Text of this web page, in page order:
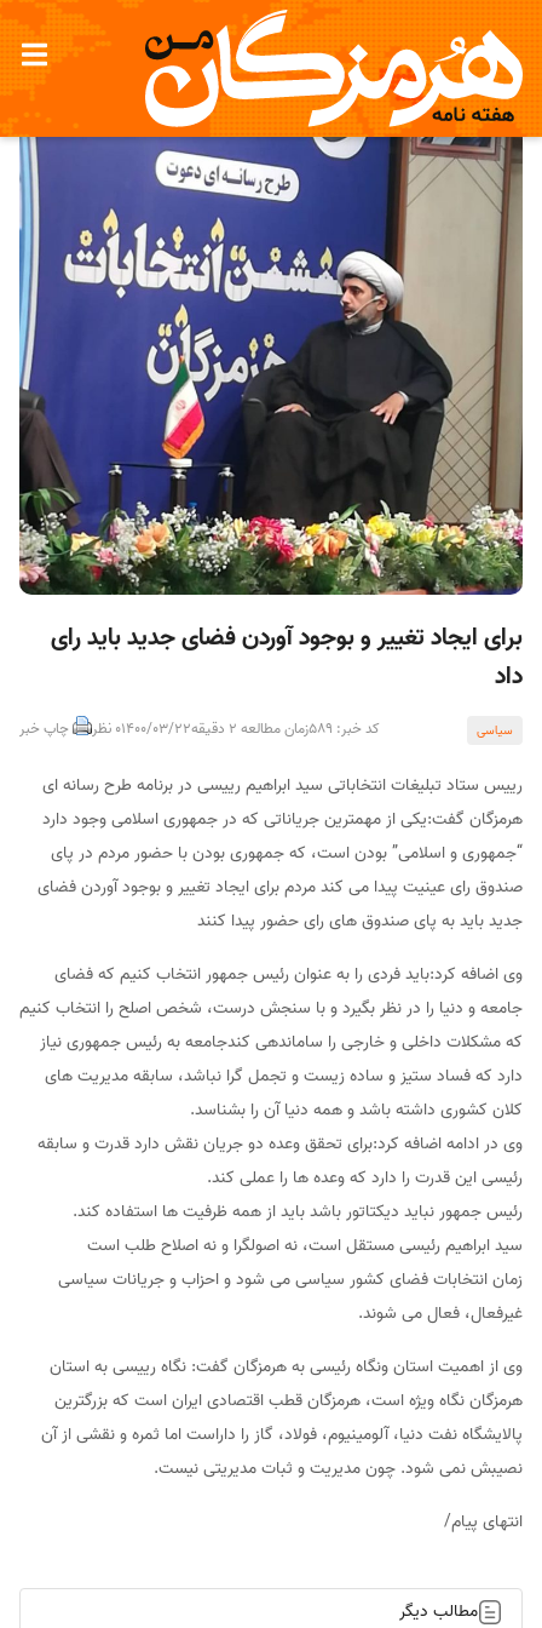
برای ایجاد تغییر و بوجود آوردن فضای جدید باید رای
داد
سیاسی کد خبر: 589 زمان مطالعه 2 دقیقه 1400/03/220 نظر چاپ خبر
رییس ستاد تبلیغات انتخاباتی سید ابراهیم رییسی در برنامه طرح رسانه ای
هرمزگان گفت:یکی از مهمترین جریاناتی که در جمهوری اسلامی وجود دارد
“جمهوری و اسلامی” بودن است، که جمهوری بودن با حضور مردم در پای
صندوق رای عینیت پیدا می کند مردم برای ایجاد تغییر و بوجود آوردن فضای
جدید باید به پای صندوق های رای حضور پیدا کنند
وی اضافه کرد:باید فردی را به عنوان رئیس جمهور انتخاب کنیم که فضای
جامعه و دنیا را در نظر بگیرد و با سنجش درست، شخص اصلح را انتخاب کنیم
که مشکلات داخلی و خارجی را ساماندهی کندجامعه به رئیس جمهوری نیاز
دارد که فساد ستیز و ساده زیست و تجمل گرا نباشد، سابقه مدیریت های
کلان کشوری داشته باشد و همه دنیا آن را بشناسد.
وی در ادامه اضافه کرد:برای تحقق وعده دو جریان نقش دارد قدرت و سابقه
رئیسی این قدرت را دارد که وعده ها را عملی کند.
رئیس جمهور نباید دیکتاتور باشد باید از همه ظرفیت ها استفاده کند.
سید ابراهیم رئیسی مستقل است، نه اصولگرا و نه اصلاح طلب است
زمان انتخابات فضای کشور سیاسی می شود و احزاب و جریانات سیاسی
غیرفعال، فعال می شوند.
وی از اهمیت استان ونگاه رئیسی به هرمزگان گفت: نگاه رییسی به استان
هرمزگان نگاه ویژه است، هرمزگان قطب اقتصادی ایران است که بزرگترین
پالایشگاه نفت دنیا، آلومینیوم، فولاد، گاز را داراست اما ثمره و نقشی از آن
نصیبش نمی شود. چون مدیریت و ثبات مدیریتی نیست.
انتهای پیام/
مطالب دیگر